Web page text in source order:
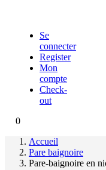
Se
connecter
Register
Mon
compte
Check-
out
0
Accueil
Pare baignoire
Pare-baignoire en